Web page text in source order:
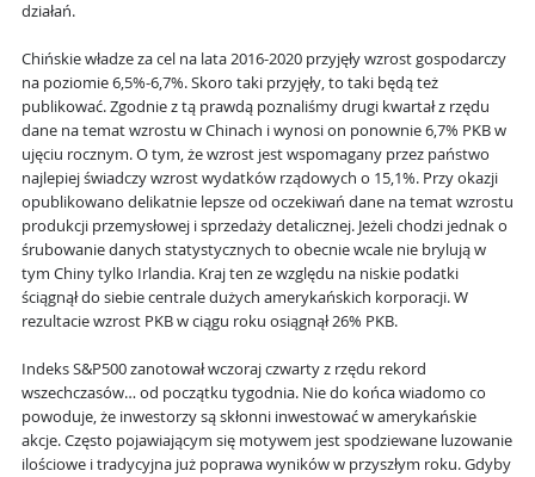
działań.
Chińskie władze za cel na lata 2016-2020 przyjęły wzrost gospodarczy
na poziomie 6,5%-6,7%. Skoro taki przyjęły, to taki będą też
publikować. Zgodnie z tą prawdą poznaliśmy drugi kwartał z rzędu
dane na temat wzrostu w Chinach i wynosi on ponownie 6,7% PKB w
ujęciu rocznym. O tym, że wzrost jest wspomagany przez państwo
najlepiej świadczy wzrost wydatków rządowych o 15,1%. Przy okazji
opublikowano delikatnie lepsze od oczekiwań dane na temat wzrostu
produkcji przemysłowej i sprzedaży detalicznej. Jeżeli chodzi jednak o
śrubowanie danych statystycznych to obecnie wcale nie brylują w
tym Chiny tylko Irlandia. Kraj ten ze względu na niskie podatki
ściągnął do siebie centrale dużych amerykańskich korporacji. W
rezultacie wzrost PKB w ciągu roku osiągnął 26% PKB.
Indeks S&P500 zanotował wczoraj czwarty z rzędu rekord
wszechczasów… od początku tygodnia. Nie do końca wiadomo co
powoduje, że inwestorzy są skłonni inwestować w amerykańskie
akcje. Często pojawiającym się motywem jest spodziewane luzowanie
ilościowe i tradycyjna już poprawa wyników w przyszłym roku. Gdyby